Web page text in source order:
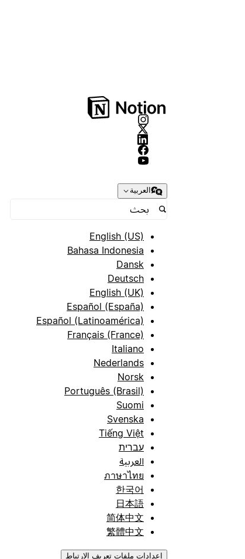
العربية
English (US)
Bahasa Indonesia
Dansk
Deutsch
English (UK)
Español (España)
Español (Latinoamérica)
Français (France)
Italiano
Nederlands
Norsk
Português (Brasil)
Suomi
Svenska
Tiếng Việt
עברית
العربية
ภาษาไทย
한국어
日本語
简体中文
繁體中文
إعدادات ملفات تعريف الارتباط